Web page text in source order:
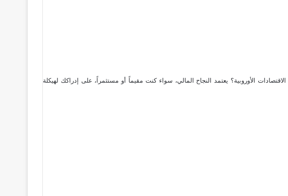
الأوروبية؟ يعتمد النجاح المالي، سواء كنت مقيماً أو مستثمراً، على إدراكك لهيكلة